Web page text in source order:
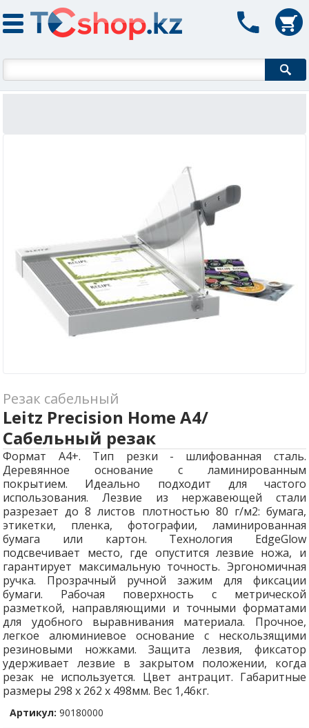
Форма поиска
Резак сабельный
Leitz Precision Home A4/
Сабельный резак
Формат А4+. Тип резки - шлифованная сталь.
Деревянное основание с ламинированным
покрытием. Идеально подходит для частого
использования. Лезвие из нержавеющей стали
разрезает до 8 листов плотностью 80 г/м2: бумага,
этикетки, пленка, фотографии, ламинированная
бумага или картон. Технология EdgeGlow
подсвечивает место, где опустится лезвие ножа, и
гарантирует максимальную точность. Эргономичная
ручка. Прозрачный ручной зажим для фиксации
бумаги. Рабочая поверхность с метрической
разметкой, направляющими и точными форматами
для удобного выравнивания материала. Прочное,
легкое алюминиевое основание с нескользящими
резиновыми ножками. Защита лезвия, фиксатор
удерживает лезвие в закрытом положении, когда
резак не используется. Цвет антрацит. Габаритные
размеры 298 x 262 x 498мм. Вес 1,46кг.
Артикул:90180000